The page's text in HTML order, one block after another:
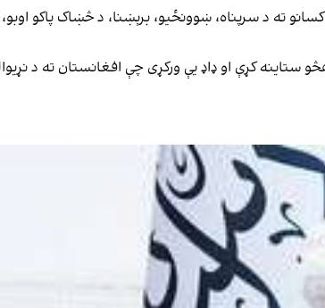
ته د سرپناه، ښوونځیو، برېښنا، د څښاک پاکو
ستاینه کړې او ډاډ یې ورکړی چې افغانستان ته د